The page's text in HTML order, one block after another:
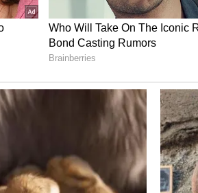
ಕೊಂದು ಹಾಕಿತು
ಹೊಯ್ತು. ನಾವು ಬೆದರಿಸಿದ್ರು
ಕಣ್ಮುಂದೆಯೇ ಸತ್ತು ಹೋಗಿದ್ದಾನೆ ಎಂದು